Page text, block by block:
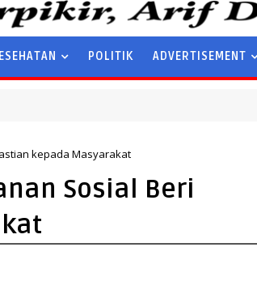
POLITIK ADVERTISEMENT
kepada Masyarakat
Sosial Beri